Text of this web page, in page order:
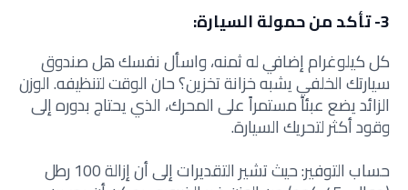
3- تأكد من حمولة السيارة:
كل كيلوغرام إضافي له ثمنه، واسأل نفسكهل صندوق
سيارتك الخلفي يشبه خزانة تخزين؟ حان الوقت لتنظيفه. الوزن
الزائد يضع عبئاً مستمراً على المحرك، الذي يحتاج بدوره إلى
وقود أكثر لتحريك السيارة.
حساب التوفير: حيث تشير التقديرات إلى أن إزالة 100 رطل